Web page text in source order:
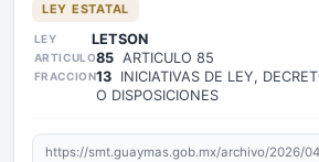
LEY ESTATAL
LEY LETSON
ARTICULO85 ARTICULO 85
FRACCION13 INICIATIVAS DE LEY,
O DISPOSICIONES
https://smt.guaymas.gob.mx/archivo/2026/